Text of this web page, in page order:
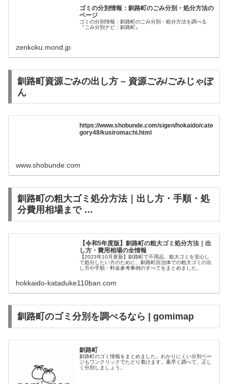
ゴミの分別情報：釧路町のごみ分別・処分方法の
ページ
ゴミの分別情報：釧路町のごみ分別・処分方法を調べる
『ごみ分別ナビ：釧路町』
zenkoku.mond.jp
釧路町資源ごみの出し方 – 資源ごみ/ごみじゃぽ
ん
https://www.shobunde.com/sigen/hokaido/cate
gory48/kusiromachi.html
www.shobunde.com
釧路町の粗大ゴミ処分方法｜出し方・手順・処
分費用相場まで …
【令和5年度版】釧路町の粗大ゴミ処分方法｜出
し方・費用相場の全情報
【2023年10月更新】釧路町で不用品、粗大ゴミを安心し
て処分したい方のために、釧路町自治体での粗大ゴミの出
し方や手順・料金参考事例のすべてをまとめました。
hokkaido-kataduke110ban.com
釧路町のゴミ分別を調べるなら | gomimap
釧路町
釧路町のゴミ情報をまとめました。わかりにくい分別ペー
ジもワンクリックでたどり着けます。素早く調べて、正し
く分別しましょう。